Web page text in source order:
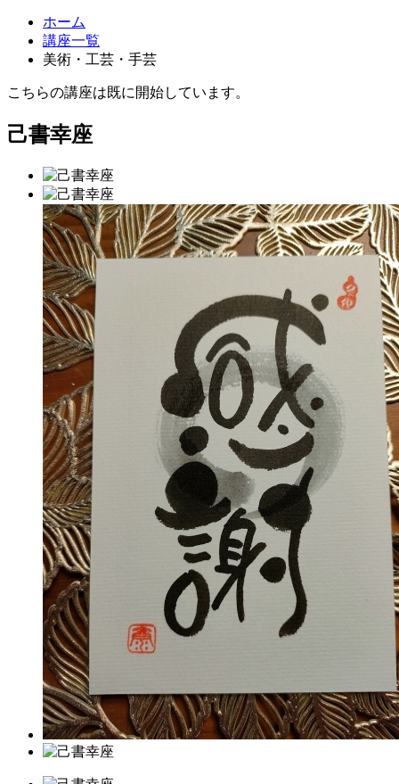
ホーム
講座一覧
美術・工芸・手芸
こちらの講座は既に開始しています。
己書幸座